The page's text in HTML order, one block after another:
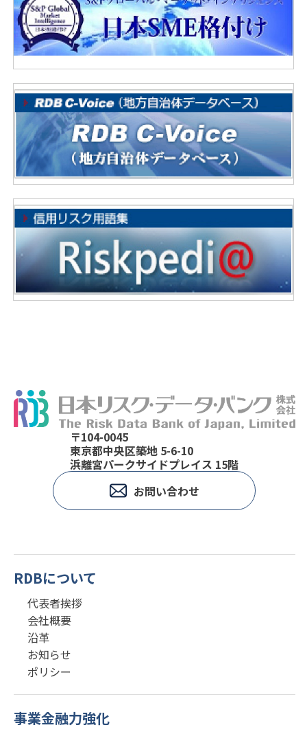
〒104-0045
東京都中央区築地 5-6-10
浜離宮パークサイドプレイス 15階
お問い合わせ
RDBについて
代表者挨拶
会社概要
沿革
お知らせ
ポリシー
事業金融力強化